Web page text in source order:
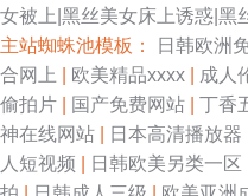
女被上|黑丝美女床上诱惑|黑
主站蜘蛛池模板：
日韩欧洲
合网上
欧美精品xxxx 成人
偷拍片
国产免费网站 丁香
神在线网站
日本高清播放器
人短视频
日韩欧美另类一区